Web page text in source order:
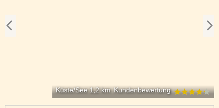
Küste/See 1,2 km Kundenbewertung